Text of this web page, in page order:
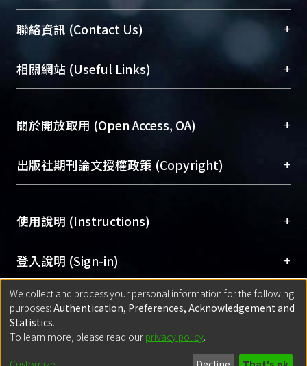
臺大位居世界頂尖大學之列，為永久珍藏及向國際
展現本校豐碩的研究成果及學術能量，圖書館整合
機構典藏（NTUR）與學術庫（AH）不同功能平
台，成為臺大學術典藏NTU scholars。期能整合研
成果。
To permanently archive and promote researcher
profiles and scholarly works, Library integrates the
services of “NTU Repository” with “Academic
聯絡資訊 (Contact Us) +
總館學科館員(Main Library)
醫學圖書館學科館員(Medical Library)
Sciences Library)
相關網站 (Useful Links) +
關於開放取用 (Open Access, OA) +
開放取用是從使用者角度提升資訊取用性的社會運
動，應用在學術研究上是透過將研究著作公開供使
用逐年攀升。同時可加速研究發展、提升研究影響
Archive）平台。 （點選深入了解OA）
出版社期刊論文授權政策 (Copyright) +
含部分內容的版權非匯入者所有，或由第三方贊
助與合作完成，請確認該版權所有者及第三方同
意提供此授權。
Please represent that the submission is your
original work, and that you have the right to
grant the rights to upload.
若欲上傳已出版的全文電子檔，可使用
policy finder
網站查詢，以確認出版單位之版權
使用說明 (Instructions) +
網站簡介(Quickstart Guide)
使用手冊(Instruction Manual)
線上預約服務(Booking Service)
登入說明 (Sign-in) +
方案一：臺灣大學計算機中心帳號登入
(With C&INC Email Account)
方案二：ORCID帳號登入(With ORCID)
匯入著作 (Submission) +
方案一：定期更新ORCID者，以ID匯入
for identifier (ORCID))
Built withDSpace-CRIS software - Extension maintained and optimized
We collect and process your personal information for the following
purposes: Authentication, Preferences, Acknowledgement and
Statistics.
To learn more, please read our privacy policy.